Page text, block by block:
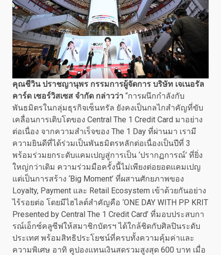
คุณชีวิน ปราชญานุพร กรรมการผู้จัดการ บริษัท เจเนอรัล
คาร์ด เซอร์วิสเซส จำกัด กล่าวว่า “การผนึกกำลังกับ
พันธมิตรในกลุ่มธุรกิจเซ็นทรัล ยังคงเป็นกลไกสำคัญที่ขับ
เคลื่อนการเติบโตของ Central The 1 Credit Card มาอย่าง
ต่อเนื่อง จากความสำเร็จของ The 1 Day ที่ผ่านมา เรามี
ความยินดีที่ได้ร่วมเป็นพันธมิตรหลักต่อเนื่องเป็นปีที่ 3
พร้อมร่วมยกระดับแคมเปญสู่การเป็น ‘ปรากฏการณ์’ ที่ยิ่ง
ใหญ่กว่าเดิม ความร่วมมือครั้งนี้ไม่เพียงต่อยอดแคมเปญ
แต่เป็นการสร้าง ‘Big Moment’ ที่ผสานศักยภาพของ
Loyalty, Payment และ Retail Ecosystem เข้าด้วยกันอย่าง
ไร้รอยต่อ โดยมีไฮไลต์สำคัญคือ ‘ONE DAY WITH PP KRIT
Presented by Central The 1 Credit Card’ ที่มอบประสบกา
รณ์เอ็กซ์คลูซีฟให้สมาชิกบัตรฯ ได้ใกล้ชิดกับศิลปินระดับ
ประเทศ พร้อมสิทธิประโยชน์ที่ครบทั้งความคุ้มค่าและ
ความพิเศษ อาทิ คูปองแทนเงินสดรวมสูงสุด 600 บาท เมื่อ